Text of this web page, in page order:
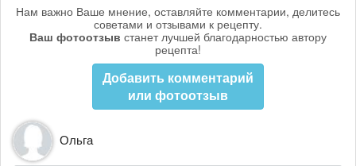
Нам важно Ваше мнение, оставляйте комментарии, делитесь
советами и отзывами к рецепту.
Ваш фотоотзыв станет лучшей благодарностью автору
рецепта!
Добавить комментарий
или фотоотзыв
Ольга